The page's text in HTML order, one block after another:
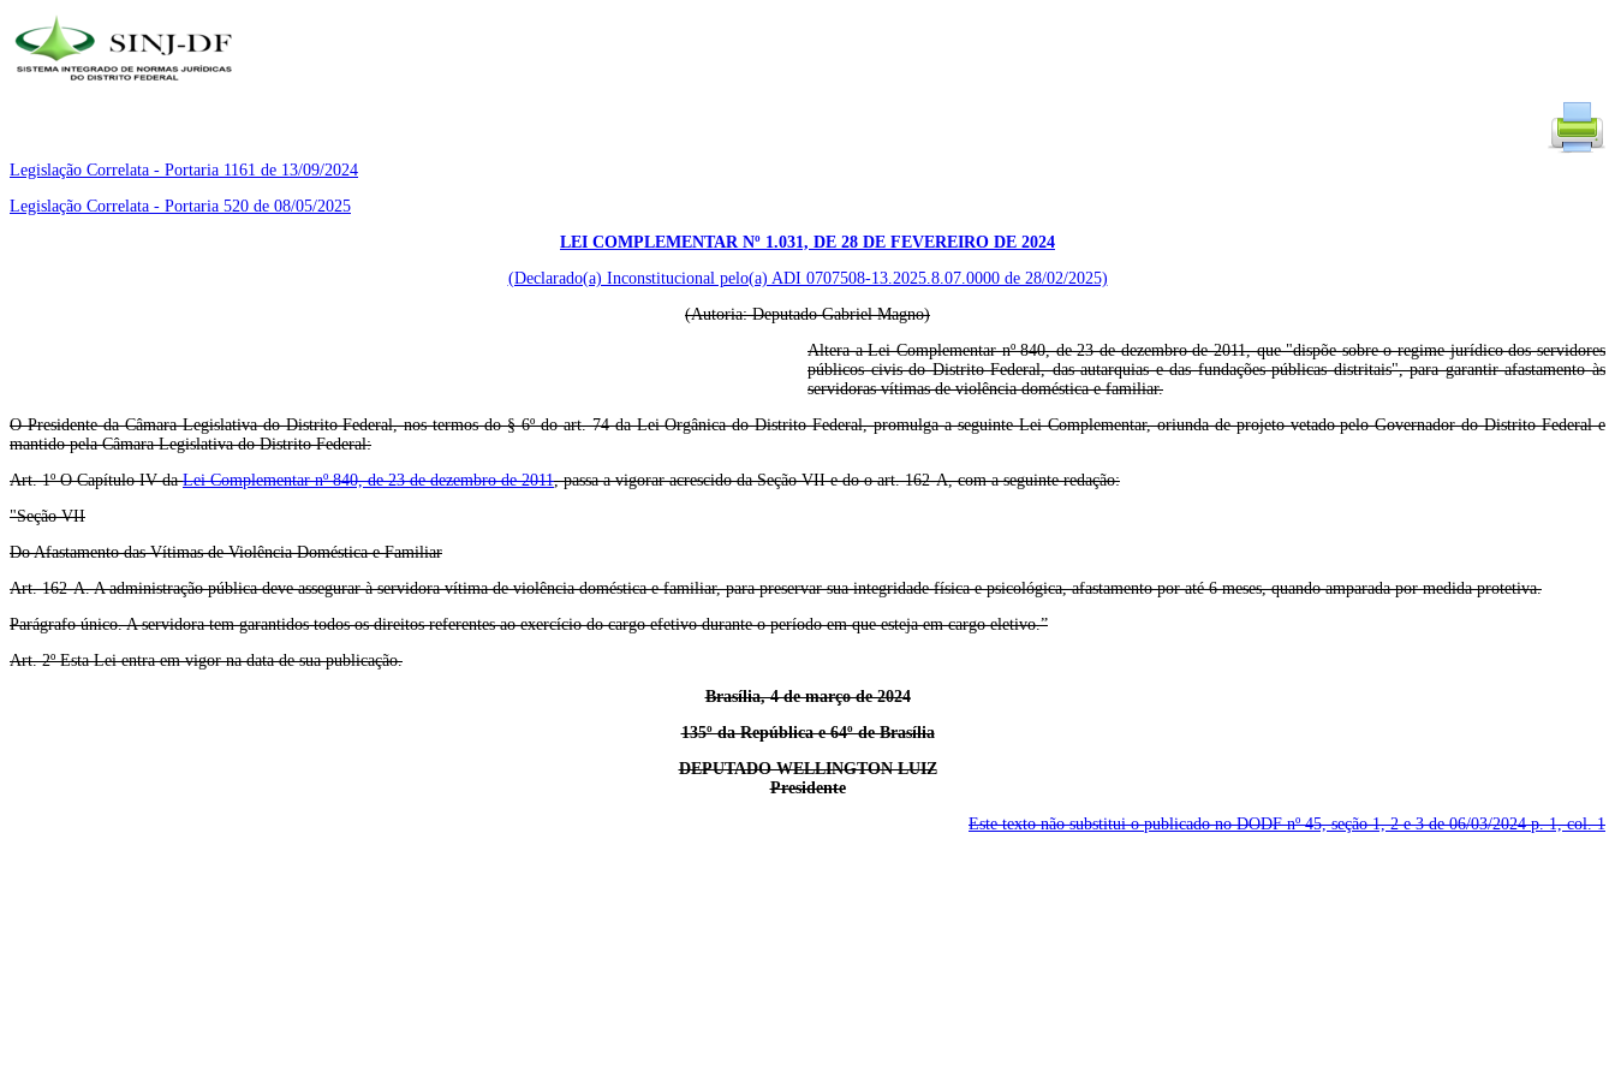
Legislação Correlata - Portaria 1161 de 13/09/2024
Legislação Correlata - Portaria 520 de 08/05/2025
LEI COMPLEMENTAR Nº 1.031, DE 28 DE FEVEREIRO DE 2024
(Declarado(a) Inconstitucional pelo(a) ADI 0707508-13.2025.8.07.0000 de 28/02/2025)
(Autoria: Deputado Gabriel Magno)
Altera a Lei Complementar nº 840, de 23 de dezembro de 2011, que "dispõe sobre o regime jurídico dos servidores
públicos civis do Distrito Federal, das autarquias e das fundações públicas distritais", para garantir afastamento às
servidoras vítimas de violência doméstica e familiar.
O Presidente da Câmara Legislativa do Distrito Federal, nos termos do § 6º do art. 74 da Lei Orgânica do Distrito Federal, promulga a seguinte Lei Complementar, oriunda de projeto vetado pelo Governador do Distrito Federal e
mantido pela Câmara Legislativa do Distrito Federal:
Art. 1º O Capítulo IV daLei Complementar nº 840, de 23 de dezembro de 2011, passa a vigorar acrescido da Seção VII e do o art. 162-A, com a seguinte redação:
"Seção VII
Do Afastamento das Vítimas de Violência Doméstica e Familiar
Art. 162-A. A administração pública deve assegurar à servidora vítima de violência doméstica e familiar, para preservar sua integridade física e psicológica, afastamento por até 6 meses, quando amparada por medida protetiva.
Parágrafo único. A servidora tem garantidos todos os direitos referentes ao exercício do cargo efetivo durante o período em que esteja em cargo eletivo.”
Art. 2º Esta Lei entra em vigor na data de sua publicação.
Brasília, 4 de março de 2024
135º da República e 64º de Brasília
DEPUTADO WELLINGTON LUIZ
Presidente
Este texto não substitui o publicado no DODF nº 45, seção 1, 2 e 3 de 06/03/2024p. 1, col. 1